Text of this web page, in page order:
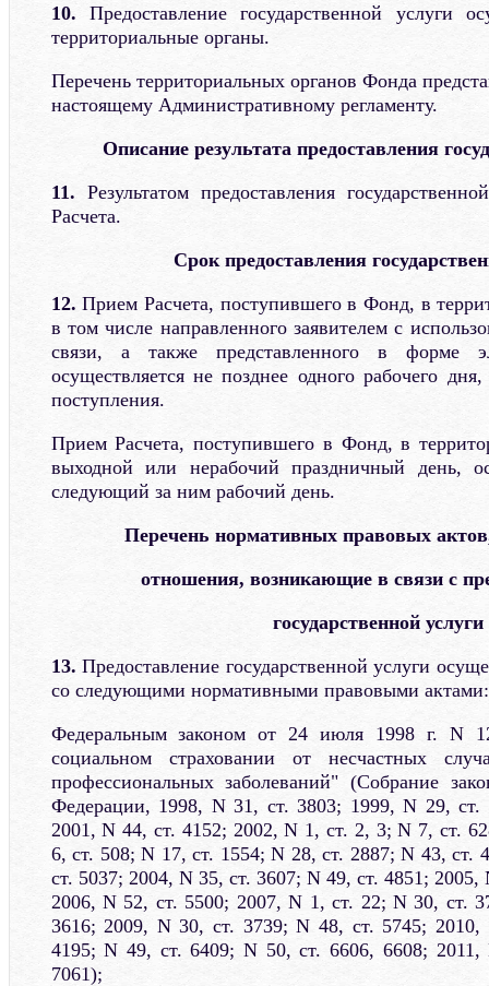
10. Предоставление государственной услуги
территориальные органы.
Перечень территориальных органов Фонда
настоящему Административному регламенту.
Описание результата предоставления
11. Результатом предоставления
Расчета.
Срок предоставления
12.Прием Расчета, поступившего в Фонд, в
в том числе направленного заявителем с
связи, а также представленного в форме
осуществляется не позднее одного рабочего
поступления.
Прием Расчета, поступившего в Фонд, в
выходной или нерабочий праздничный день,
следующий за ним рабочий день.
Перечень нормативных правовых
отношения, возникающие в связи с
государственной услуги
13. Предоставление государственной услуги
со следующими нормативными правовыми
Федеральным законом от 24 июля 1998 г. N
социальном страховании от несчастных
профессиональных заболеваний" (Собрание
Федерации, 1998, N 31, ст. 3803; 1999, N 29,
2001, N 44, ст. 4152; 2002, N 1, ст. 2, 3; N 7, ст.
6, ст. 508; N 17, ст. 1554; N 28, ст. 2887; N 43, ст.
ст. 5037; 2004, N 35, ст. 3607; N 49, ст. 4851;
2006, N 52, ст. 5500; 2007, N 1, ст. 22; N 30, ст.
3616; 2009, N 30, ст. 3739; N 48, ст. 5745;
4195; N 49, ст. 6409; N 50, ст. 6606, 6608;
7061);